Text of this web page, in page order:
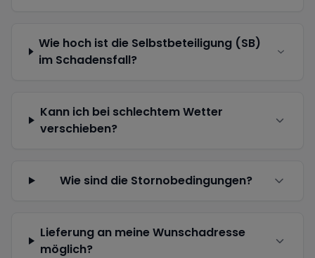
Wie hoch ist die Selbstbeteiligung (SB)
im Schadensfall?
Kann ich bei schlechtem Wetter
verschieben?
Wie sind die Stornobedingungen?
Lieferung an meine Wunschadresse
möglich?